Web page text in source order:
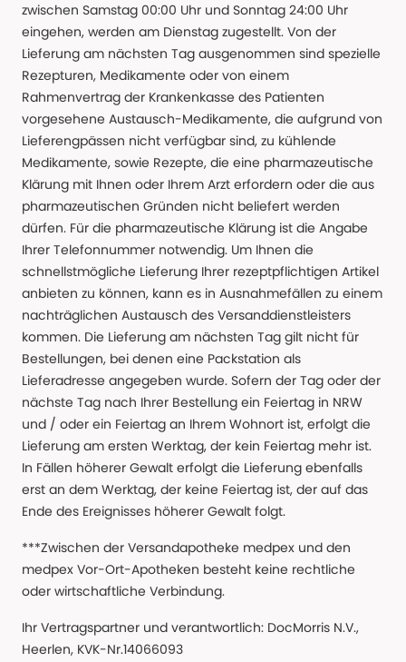
zwischen Samstag 00:00 Uhr und Sonntag 24:00 Uhr
eingehen, werden am Dienstag zugestellt. Von der
Lieferung am nächsten Tag ausgenommen sind spezielle
Rezepturen, Medikamente oder von einem
Rahmenvertrag der Krankenkasse des Patienten
vorgesehene Austausch-Medikamente, die aufgrund von
Lieferengpässen nicht verfügbar sind, zu kühlende
Medikamente, sowie Rezepte, die eine pharmazeutische
Klärung mit Ihnen oder Ihrem Arzt erfordern oder die aus
pharmazeutischen Gründen nicht beliefert werden
dürfen. Für die pharmazeutische Klärung ist die Angabe
Ihrer Telefonnummer notwendig. Um Ihnen die
schnellstmögliche Lieferung Ihrer rezeptpflichtigen Artikel
anbieten zu können, kann es in Ausnahmefällen zu einem
nachträglichen Austausch des Versanddienstleisters
kommen. Die Lieferung am nächsten Tag gilt nicht für
Bestellungen, bei denen eine Packstation als
Lieferadresse angegeben wurde. Sofern der Tag oder der
nächste Tag nach Ihrer Bestellung ein Feiertag in NRW
und / oder ein Feiertag an Ihrem Wohnort ist, erfolgt die
Lieferung am ersten Werktag, der kein Feiertag mehr ist.
In Fällen höherer Gewalt erfolgt die Lieferung ebenfalls
erst an dem Werktag, der keine Feiertag ist, der auf das
Ende des Ereignisses höherer Gewalt folgt.
***Zwischen der Versandapotheke medpex und den
medpex Vor-Ort-Apotheken besteht keine rechtliche
oder wirtschaftliche Verbindung.
Ihr Vertragspartner und verantwortlich: DocMorris N.V.,
Heerlen, KVK-Nr.14066093